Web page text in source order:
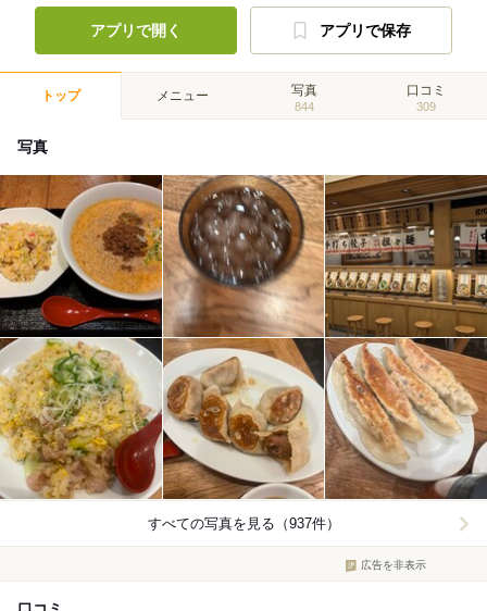
アプリで開く アプリで保存
トップ メニュー 写真
844
口コミ
309
写真
すべての写真を見る（937件）
広告を非表示